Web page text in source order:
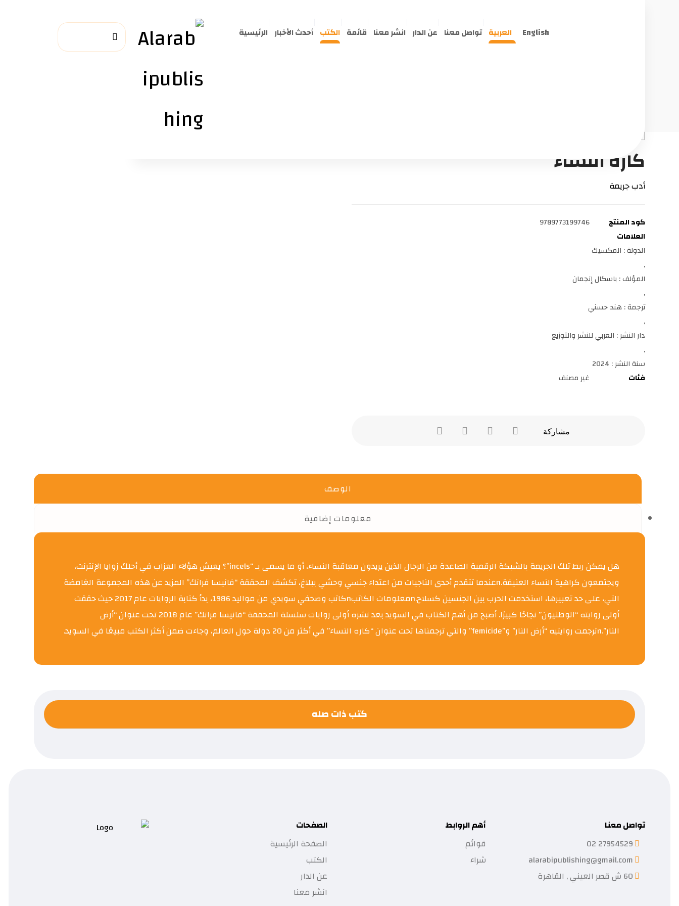
الرئيسية أحدث الأخبار الكتب قائمة انشر معنا عن الدار تواصل معنا العربية English
كاره النساء
أدب جريمة
كود المنتج
9789773199746
العلامات
الدولة : المكسيك
,
المؤلف : باسكال إنجمان
,
ترجمة : هند حسني
,
دار النشر : العربي للنشر والتوزيع
,
سنة النشر : 2024
فئات
غير مصنف
الوصف
معلومات إضافية
هل يمكن ربط تلك الجريمة بالشبكة الرقمية الصاعدة من الرجال الذين يريدون معاقبة النساء، أو ما يسمى بـ “incels”؟ يعيش هؤلاء العزاب في أحلك زوايا الإنترنت،
ويجتمعون كراهية النساء العنيفة.nعندما تتقدم أحدى الناجيات من اعتداء جنسي وحشي ببلاغ، تكشف المحققة “فانيسا فرانك” المزيد عن هذه المجموعة الغامضة
التي، على حد تعبيرها، استخدمت الحرب بين الجنسين كسلاح.nمعلومات الكاتبnكاتب وصحفي سويدي من مواليد 1986، بدأ كتابة الروايات عام 2017 حيث حققت
أولى روايته “الوطنيون” نجاحًا كبيرًا. أصبح من أهم الكتاب في السويد بعد نشره أولى روايات سلسلة المحققة “فانيسا فرانك” عام 2018 تحت عنوان “أرض
النار”.nترجمت روايتيه “أرض النار” و”femicide” والتي ترجمناها تحت عنوان “كاره النساء” في أكثر من 20 دولة حول العالم، وجاءت ضمن أكثر الكتب مبيعًا في السويد.
كتب ذات صله
الصفحات
الصفحة الرئيسية
الكتب
عن الدار
انشر معنا
أهم الروابط
قوائم
شراء
تواصل معنا
27954529 02
alarabipublishing@gmail.com
60 ش قصر العيني , القاهرة